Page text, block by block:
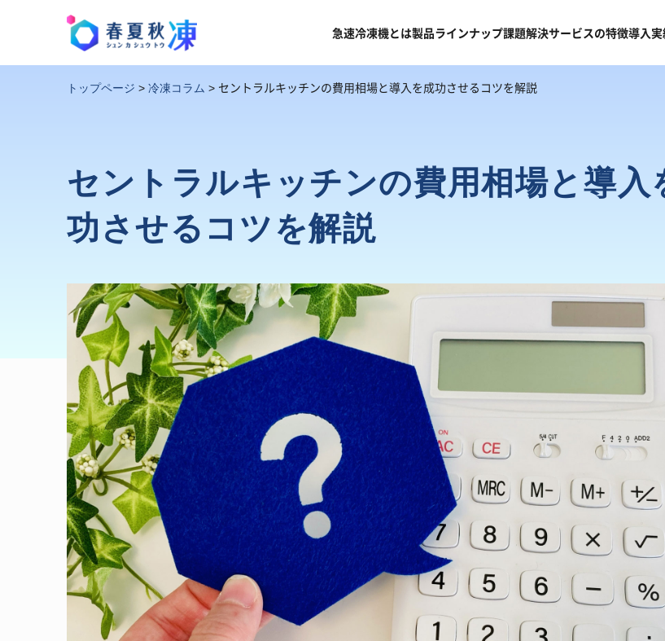
急速冷凍機とは製品ラインナップ課題解決サービスの特徴導入
トップページ > 冷凍コラム > セントラルキッチンの費用相場と導入を成功させるコツを解説
セントラルキッチンの費用相場と導入
功させるコツを解説